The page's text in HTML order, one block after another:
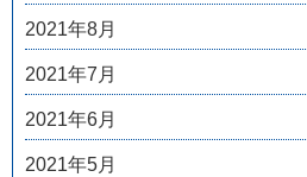
2021年8月
2021年7月
2021年6月
2021年5月